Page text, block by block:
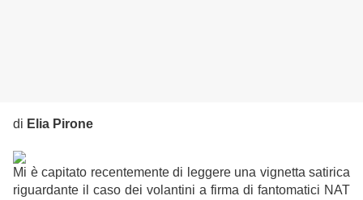
di Elia Pirone
Mi è capitato recentemente di leggere una vignetta satirica
riguardante il caso dei volantini a firma di fantomatici NAT